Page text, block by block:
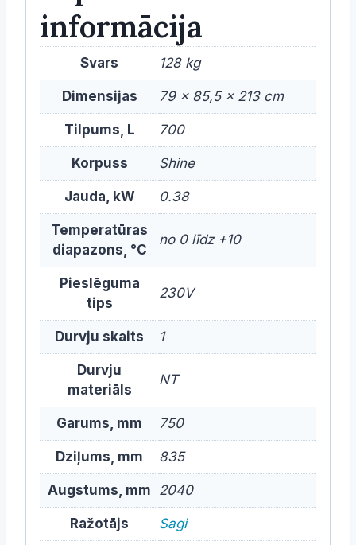
informācija
Svars 128 kg
Dimensijas 79 × 85,5 × 213 cm
Tilpums, L 700
Korpuss Shine
Jauda, kW 0.38
Temperatūras
diapazons, °C
no 0 līdz +10
Pieslēguma
tips
230V
Durvju skaits 1
Durvju
materiāls
NT
Garums, mm 750
Dziļums, mm 835
Augstums, mm 2040
Ražotājs Sagi